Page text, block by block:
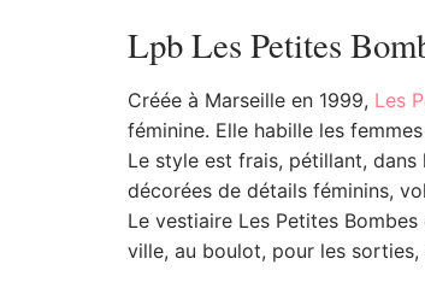
Lpb Les Petites
Créée à Marseille en 1999, Les
féminine. Elle habille les
Le style est frais, pétillant,
décorées de détails féminins,
Le vestiaire Les Petites
ville, au boulot, pour les sorties,